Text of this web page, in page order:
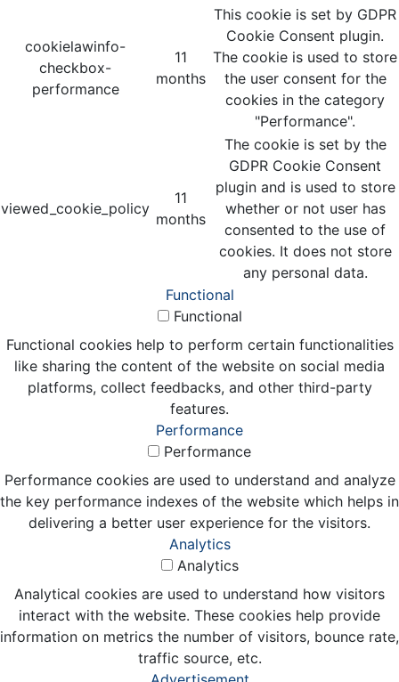
cookielawinfo-
checkbox-
performance
11
months
This cookie is set by GDPR
Cookie Consent plugin.
The cookie is used to store
the user consent for the
cookies in the category
"Performance".
viewed_cookie_policy
11
months
The cookie is set by the
GDPR Cookie Consent
plugin and is used to store
whether or not user has
consented to the use of
cookies. It does not store
any personal data.
Functional
Functional
Functional cookies help to perform certain functionalities
like sharing the content of the website on social media
platforms, collect feedbacks, and other third-party
features.
Performance
Performance
Performance cookies are used to understand and analyze
the key performance indexes of the website which helps in
delivering a better user experience for the visitors.
Analytics
Analytics
Analytical cookies are used to understand how visitors
interact with the website. These cookies help provide
information on metrics the number of visitors, bounce rate,
traffic source, etc.